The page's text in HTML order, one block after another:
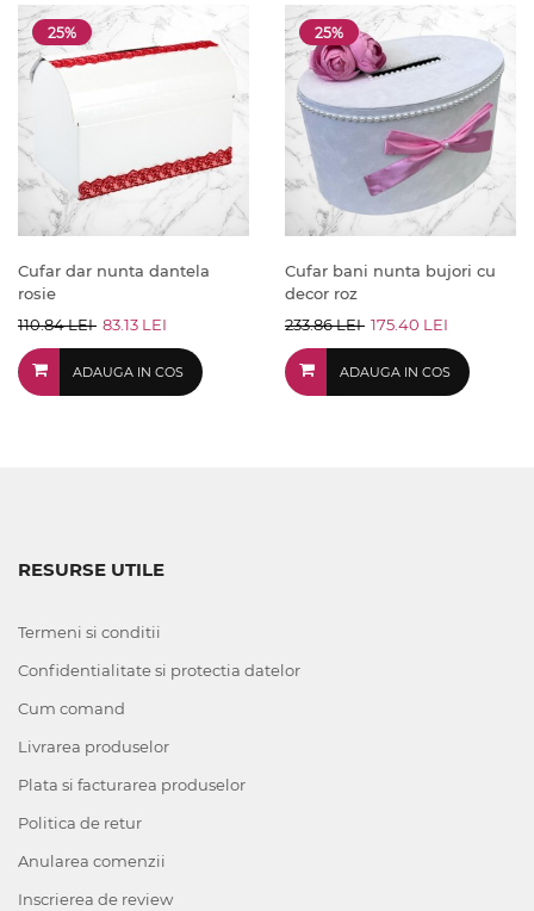
25%
Cufar dar nunta dantela
rosie
110.84 LEI 83.13 LEI
ADAUGA IN COS
25%
Cufar bani nunta bujori cu
decor roz
233.86 LEI 175.40 LEI
ADAUGA IN COS
RESURSE UTILE
Termeni si conditii
Confidentialitate si protectia datelor
Cum comand
Livrarea produselor
Plata si facturarea produselor
Politica de retur
Anularea comenzii
Inscrierea de review